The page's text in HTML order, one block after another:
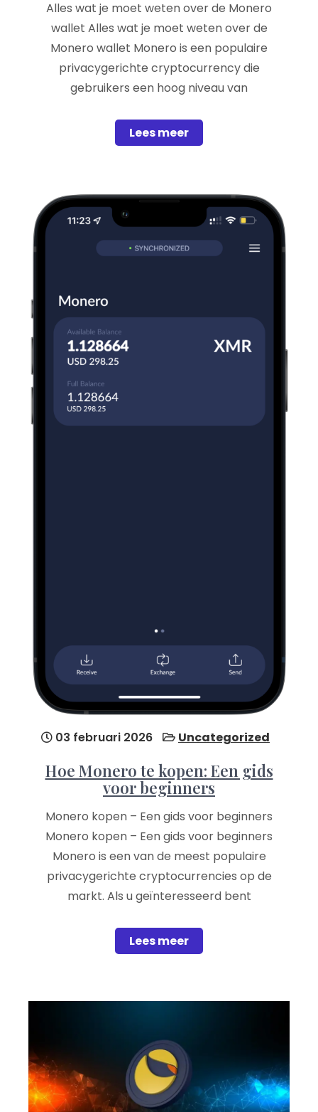
Alles wat je moet weten over de Monero
wallet Alles wat je moet weten over de
Monero wallet Monero is een populaire
privacygerichte cryptocurrency die
gebruikers een hoog niveau van
Lees meer
03 februari 2026 Uncategorized
Hoe Monero te kopen: Een gids
voor beginners
Monero kopen – Een gids voor beginners
Monero kopen – Een gids voor beginners
Monero is een van de meest populaire
privacygerichte cryptocurrencies op de
markt. Als u geïnteresseerd bent
Lees meer